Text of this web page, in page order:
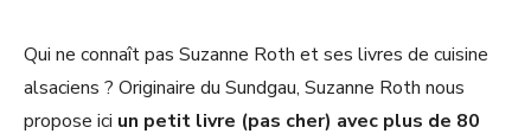
Qui ne connaît pas Suzanne Roth et ses livres de cuisine
alsaciens ? Originaire du Sundgau, Suzanne Roth nous
propose ici un petit livre (pas cher) avec plus de 80